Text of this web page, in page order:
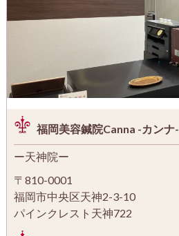
福岡美容鍼院Canna -カンナ-
ー天神院ー
〒810-0001
福岡市中央区天神2-3-10
パインクレスト天神722